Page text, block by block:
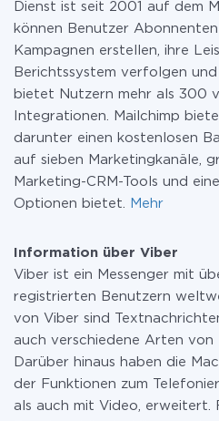
Dienst ist seit 2001 auf dem
können Benutzer
Kampagnen erstellen, ihre
Berichtssystem verfolgen und
bietet Nutzern mehr als 300
Integrationen. Mailchimp
darunter einen kostenlosen
auf sieben Marketingkanäle,
Marketing-CRM-Tools und
Optionen bietet.
Mehr
Information über Viber
Viber ist ein Messenger mit
registrierten Benutzern
von Viber sind
auch verschiedene Arten von
Darüber hinaus haben die
der Funktionen zum
als auch mit Video, erweitert.